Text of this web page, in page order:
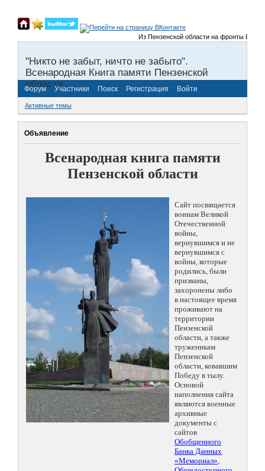
Из Пензенской области на фронты
"Никто не забыт, ничто не забыто".
Всенародная Книга памяти Пензенской
области.
Форум Участники Поиск Регистрация Войти
Активные темы
Объявление
Всенародная книга памяти
Пензенской области
Сайт посвящается
воинам Великой
Отечественной
войны,
вернувшимся и не
вернувшимся с
войны, которые
родились, были
призваны,
захоронены либо
в настоящее время
проживают на
территории
Пензенской
области, а также
труженикам
Пензенской
области, ковавшим
Победу в тылу.
Основой
наполнения сайта
являются военные
архивные
документы с
сайтов
Обобщенного
Банка Данных
«Мемориал»,